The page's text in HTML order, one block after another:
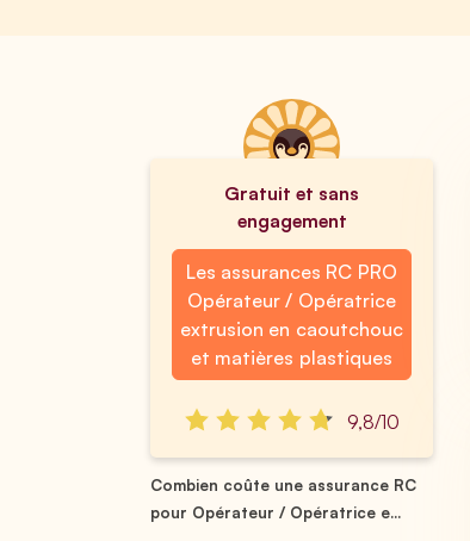
Gratuit et sans
engagement
Les assurances RC PRO
Opérateur / Opératrice
extrusion en caoutchouc
et matières plastiques
9,8/10
Combien coûte une assurance RC
pour Opérateur / Opératrice e...